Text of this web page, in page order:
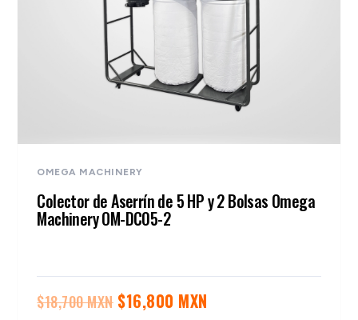
OMEGA MACHINERY
Colector de Aserrín de 5 HP y 2 Bolsas Omega
Machinery OM-DC05-2
$18,700 MXN El
$16,800 MXN